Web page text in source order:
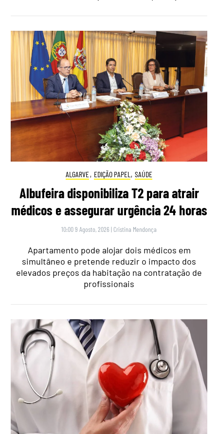
ALGARVE, EDIÇÃO PAPEL , SAÚDE
Albufeira disponibiliza T2 para atrair
médicos e assegurar urgência 24 horas
10:00 9 Agosto, 2026 | Cristina Mendonça
Apartamento pode alojar dois médicos em
simultâneo e pretende reduzir o impacto dos
elevados preços da habitação na contratação de
profissionais